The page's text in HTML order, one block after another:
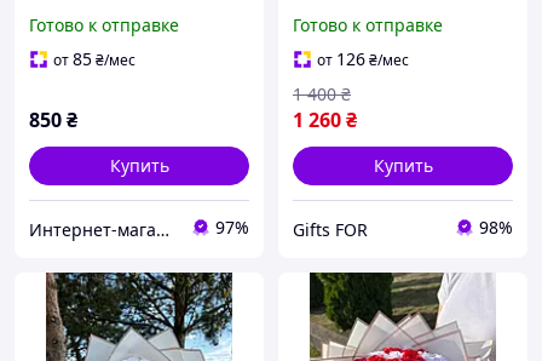
Готово к отправке
от85₴/мес
850₴
Купить
Интернет-магазин "Happy-land" 97%
цветов, мыльные розы,
красный
Готово к отправке
от 126₴/мес
1 260₴
1 400 ₴
Купить
Gifts FOR 98%